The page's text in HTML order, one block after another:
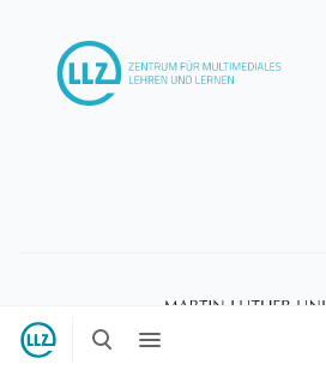
Suche
umschaltenumschalten